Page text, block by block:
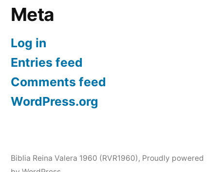
Meta
Log in
Entries feed
Comments feed
WordPress.org
Biblia Reina Valera 1960 (RVR1960) , Proudly powered